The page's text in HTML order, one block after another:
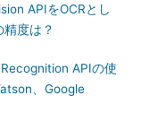
APIをOCRとし
度は？
APIの使
、Google